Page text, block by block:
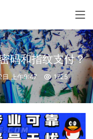
码和指纹支付？
上午9:47 1725